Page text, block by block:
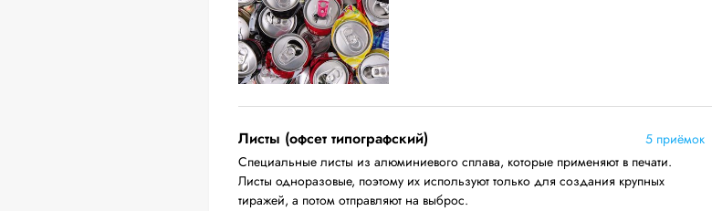
Листы (офсет типографский)
5 приёмок
Специальные листы из алюминиевого сплава, которые применяют в печати.
Листы одноразовые, поэтому их используют только для создания крупных
тиражей, а потом отправляют на выброс.